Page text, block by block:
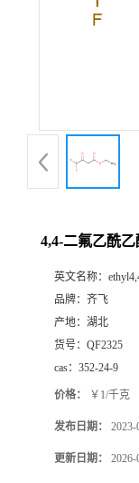
联
4,4-二氟乙酰
英文名称：
品牌： 齐飞
产地： 湖北
货号： QF2325
cas： 352-24-9
价格： ￥1/千克
发布日期： 2023-
更新日期： 2026-